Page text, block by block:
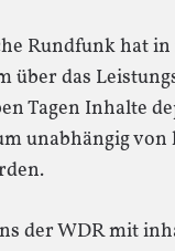
Rundfunk hat
über das
Tagen Inhalte
unabhängig
der WDR mit